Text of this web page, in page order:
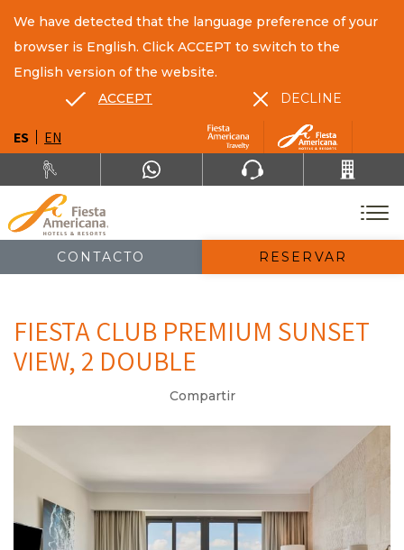
ES EN
CONTACTO RESERVAR
We have detected that the language preference of your
browser is English. Click ACCEPT to switch to the
English version of the website.
ACCEPT
DECLINE
FIESTA CLUB PREMIUM SUNSET
VIEW, 2 DOUBLE
Compartir